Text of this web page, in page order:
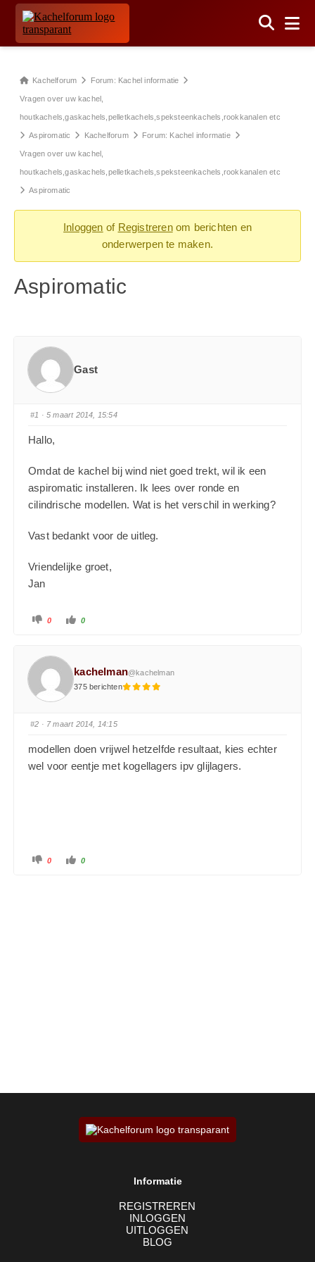
Kachelforum Forum: Kachel informatie
Vragen over uw kachel,
houtkachels,gaskachels,pelletkachels,speksteenkachels,rookkanalen etc
Aspiromatic Kachelforum Forum: Kachel informatie
Vragen over uw kachel,
houtkachels,gaskachels,pelletkachels,speksteenkachels,rookkanalen etc
Aspiromatic
Inloggen of Registrerenom berichten en
onderwerpen te maken.
Aspiromatic
Gast
#1 · 5 maart 2014, 15:54
Hallo,
Omdat de kachel bij wind niet goed trekt, wil ik een
aspiromatic installeren. Ik lees over ronde en
cilindrische modellen. Wat is het verschil in werking?
Vast bedankt voor de uitleg.
Vriendelijke groet,
Jan
0 0
kachelman@kachelman
375 berichten
#2 · 7 maart 2014, 14:15
modellen doen vrijwel hetzelfde resultaat, kies echter
wel voor eentje met kogellagers ipv glijlagers.
0 0
Informatie
REGISTREREN
INLOGGEN
UITLOGGEN
BLOG